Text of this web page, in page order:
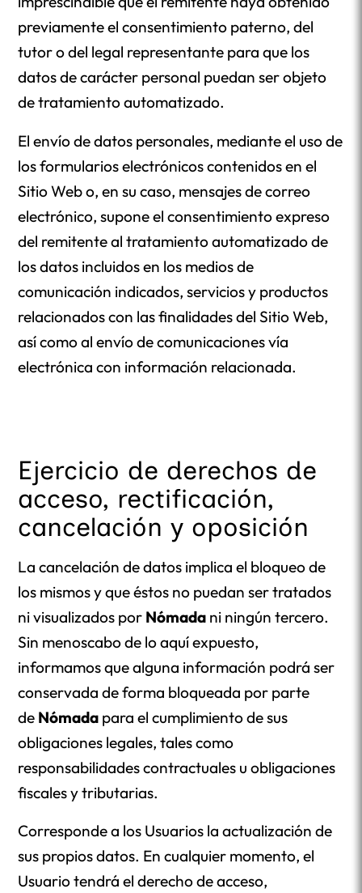
previamente el consentimiento paterno, del
tutor o del legal representante para que los
datos de carácter personal puedan ser objeto
de tratamiento automatizado.
El envío de datos personales, mediante el uso de
los formularios electrónicos contenidos en el
Sitio Web o, en su caso, mensajes de correo
electrónico, supone el consentimiento expreso
del remitente al tratamiento automatizado de
los datos incluidos en los medios de
comunicación indicados, servicios y productos
relacionados con las finalidades del Sitio Web,
así como al envío de comunicaciones vía
electrónica con información relacionada.
Ejercicio de derechos de
acceso, rectificación,
cancelación y oposición
La cancelación de datos implica el bloqueo de
los mismos y que éstos no puedan ser tratados
ni visualizados por Nómada ni ningún tercero.
Sin menoscabo de lo aquí expuesto,
informamos que alguna información podrá ser
conservada de forma bloqueada por parte
de Nómada para el cumplimiento de sus
obligaciones legales, tales como
responsabilidades contractuales u obligaciones
fiscales y tributarias.
Corresponde a los Usuarios la actualización de
sus propios datos. En cualquier momento, el
Usuario tendrá el derecho de acceso,